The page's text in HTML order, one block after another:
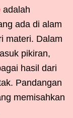
adalah
ada di alam
materi. Dalam
pikiran,
hasil dari
Pandangan
memisahkan